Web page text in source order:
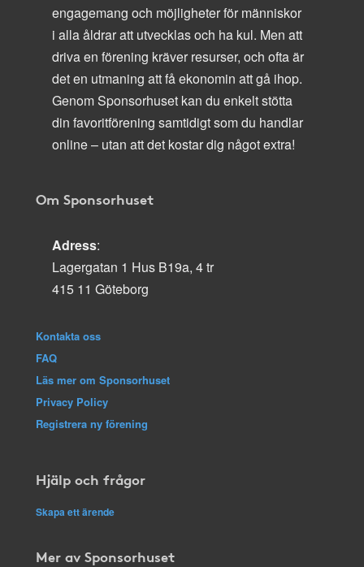
engagemang och möjligheter för människor
i alla åldrar att utvecklas och ha kul. Men att
driva en förening kräver resurser, och ofta är
det en utmaning att få ekonomin att gå ihop.
Genom Sponsorhuset kan du enkelt stötta
din favoritförening samtidigt som du handlar
online – utan att det kostar dig något extra!
Om Sponsorhuset
Adress:
Lagergatan 1 Hus B19a, 4 tr
415 11 Göteborg
Kontakta oss
FAQ
Läs mer om Sponsorhuset
Privacy Policy
Registrera ny förening
Hjälp och frågor
Skapa ett ärende
Mer av Sponsorhuset